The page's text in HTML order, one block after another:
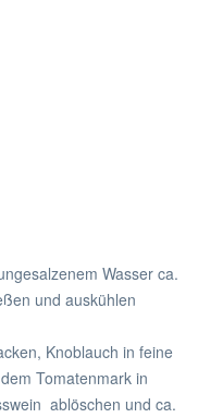
Wasser ca.
und auskühlen
Knoblauch in feine
Tomatenmark in
ablöschen und ca.